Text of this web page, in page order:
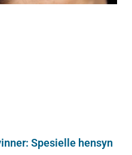
Spesielle hensyn